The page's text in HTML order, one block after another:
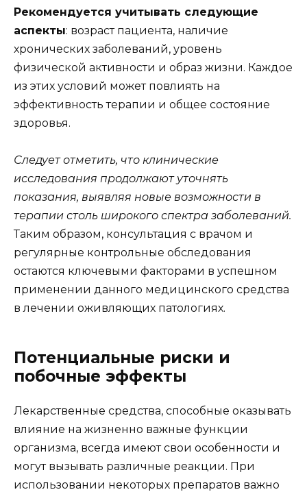
Рекомендуется учитывать следующие
аспекты: возраст пациента, наличие
хронических заболеваний, уровень
физической активности и образ жизни. Каждое
из этих условий может повлиять на
эффективность терапии и общее состояние
здоровья.
Следует отметить, что клинические
исследования продолжают уточнять
показания, выявляя новые возможности в
терапии столь широкого спектра заболеваний.
Таким образом, консультация с врачом и
регулярные контрольные обследования
остаются ключевыми факторами в успешном
применении данного медицинского средства
в лечении оживляющих патологиях.
Потенциальные риски и
побочные эффекты
Лекарственные средства, способные оказывать
влияние на жизненно важные функции
организма, всегда имеют свои особенности и
могут вызывать различные реакции. При
использовании некоторых препаратов важно